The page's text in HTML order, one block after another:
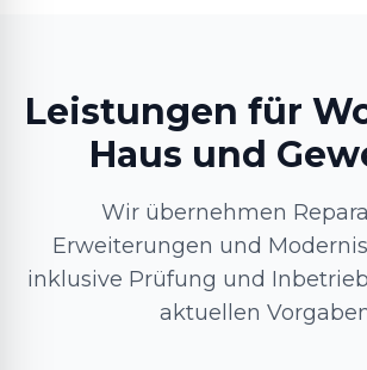
Leistungen für
Haus und
Wir übernehmen
Erweiterungen und
inklusive Prüfung und
aktuellen